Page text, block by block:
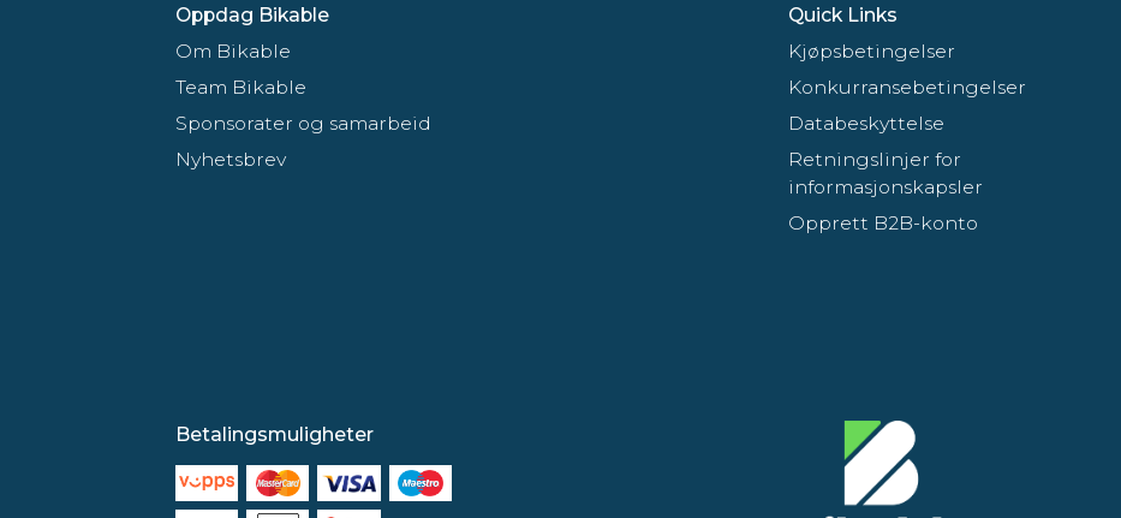
Oppdag Bikable
Om Bikable
Team Bikable
Sponsorater og samarbeid
Nyhetsbrev
Quick Links
Kjøpsbetingelser
Konkurransebetingelser
Databeskyttelse
Retningslinjer for
informasjonskapsler
Opprett B2B-konto
Betalingsmuligheter